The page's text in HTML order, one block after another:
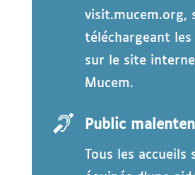
visit.mucem.org,
téléchargeant les
sur le site
Mucem.
Public
Tous les accueils